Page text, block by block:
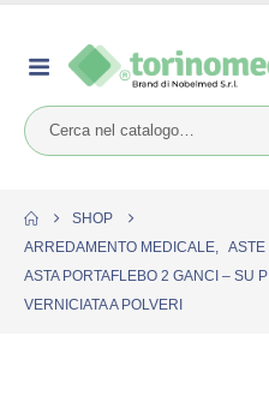
SHOP
ARREDAMENTO MEDICALE, ASTE
ASTA PORTAFLEBO 2 GANCI – SU
VERNICIATA A POLVERI